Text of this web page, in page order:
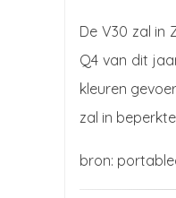
De V30 zal in
Q4 van dit
kleuren
zal in